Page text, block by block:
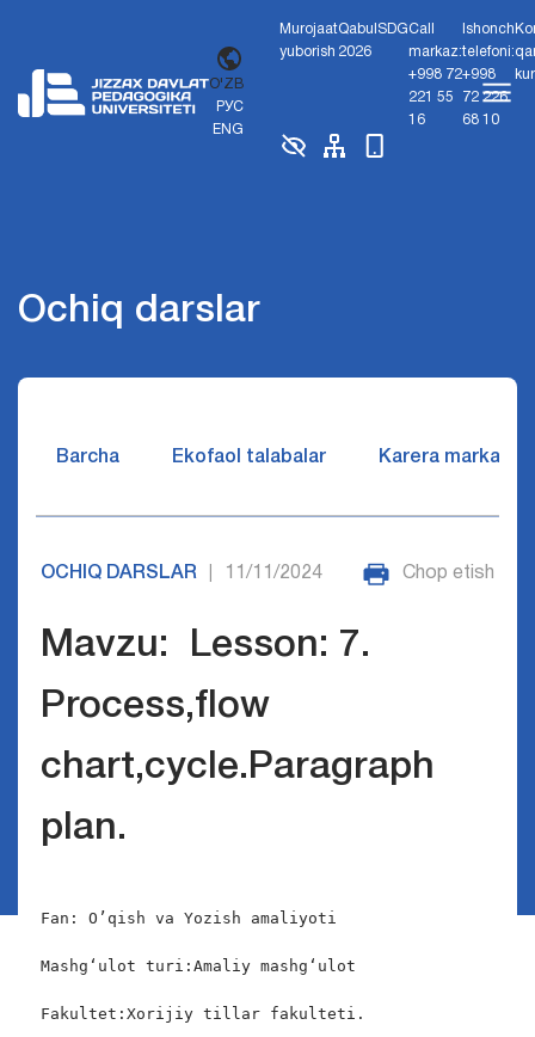
O'ZB
РУС
ENG
Murojaat
yuborish
Qabul
2026
SDGCall
markaz:
+998 72
221 55
16
Ishonch
telefoni:
+998
72 226
68 10
Ochiq darslar
Barcha Ekofaol talabalar Karera markazi
OCHIQ DARSLAR 11/11/2024 Chop etish
Mavzu: Lesson: 7.
Process,flow
chart,cycle.Paragraph
plan.
Fan: O’qish va Yozish amaliyoti
Mashgʻulot turi:Amaliy mashgʻulot
Fakultet:Xorijiy tillar fakulteti.